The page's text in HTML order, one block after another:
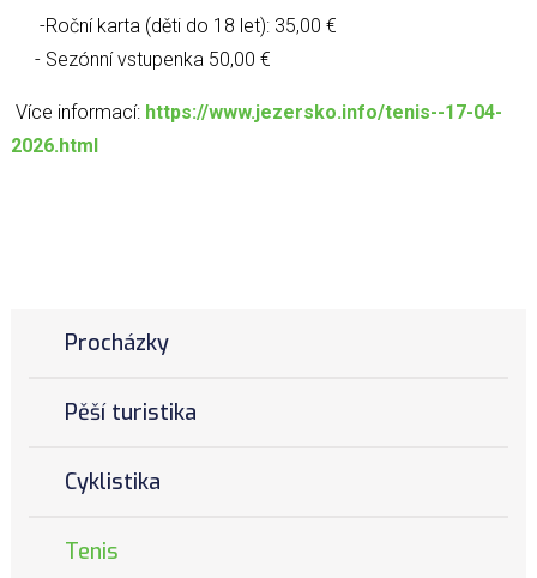
-Roční karta (děti do 18 let): 35,00 €
- Sezónní vstupenka 50,00 €
Více informací: https://www.jezersko.info/tenis--17-04-
2026.html
Procházky
Pěší turistika
Cyklistika
Tenis